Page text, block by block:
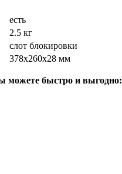
есть
2.5 кг
слот блокировки
378x260x28 мм
быстро и выгодно: